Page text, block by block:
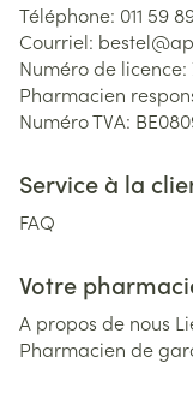
Téléphone: 011 59
Courriel: bestel@
Numéro de licence:
Pharmacien
Numéro TVA:
Service à la
FAQ
Votre
A propos de nous
Pharmacien de